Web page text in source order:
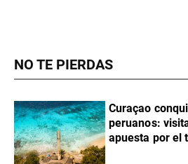
NO TE PIERDAS
Curaçao
peruanos:
apuesta por el